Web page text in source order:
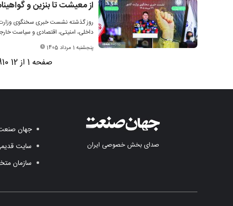
از معیشت تا بنزین و
روز گذشته نشست خبری سخنگوی وزارت
داخلی، امنیتی، اقتصادی و سیاست
پنجشنبه 1 مرداد 1405
صفحه 1 از 12 10
صدای بخش خصوصی ایران
جهان
سایت
سازمان